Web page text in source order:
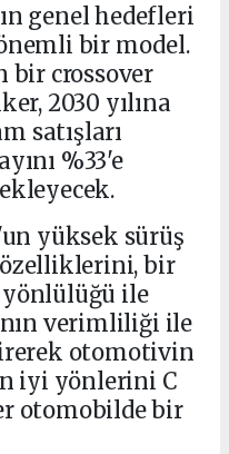
genel hedefleri
bir model.
bir crossover
2030 yılına
satışları
%33'e
yüksek sürüş
bir
yönlülüğü ile
verimliliği ile
otomotivin
iyi yönlerini C
otomobilde bir